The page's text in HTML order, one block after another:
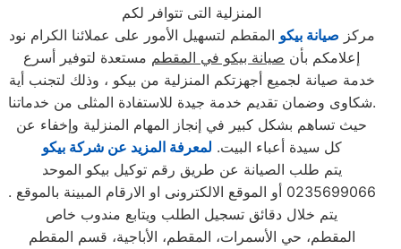
المنزلية التى تتوافر لكم
مركز صيانة بيكو المقطم لتسهيل الأمور على عملائنا الكرام نود
إعلامكم بأن صيانة بيكو في المقطم مستعدة لتوفير أسرع
خدمة صيانة لجميع أجهزتكم المنزلية من بيكو ، وذلك لتجنب أية
شكاوى وضمان تقديم خدمة جيدة للاستفادة المثلى من خدماتنا.
حيث تساهم بشكل كبير في إنجاز المهام المنزلية وإخفاء عن
كل سيدة أعباء البيت. لمعرفة المزيد عن شركة بيكو
يتم طلب الصيانة عن طريق رقم توكيل بيكو الموحد
0235699066 أو الموقع الالكترونى او الارقام المبينة بالموقع .
يتم خلال دقائق تسجيل الطلب ويتابع مندوب خاص
المقطم، حي الأسمرات، المقطم، الأباجية، قسم المقطم